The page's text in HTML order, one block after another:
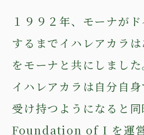
１９９２年、モーナが
するまでイハレアカラ
をモーナと共にしました
イハレアカラは自分自
受け持つようになると同
Foundation of I を運営